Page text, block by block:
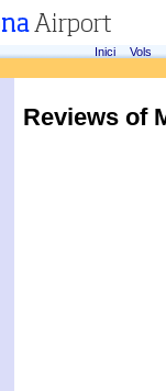
Inici
Vols
Reviews of